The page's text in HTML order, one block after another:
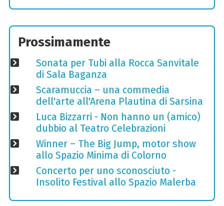
Prossimamente
Sonata per Tubi alla Rocca Sanvitale
di Sala Baganza
Scaramuccia – una commedia
dell'arte all'Arena Plautina di Sarsina
Luca Bizzarri - Non hanno un (amico)
dubbio al Teatro Celebrazioni
Winner – The Big Jump, motor show
allo Spazio Minima di Colorno
Concerto per uno sconosciuto -
Insolito Festival allo Spazio Malerba